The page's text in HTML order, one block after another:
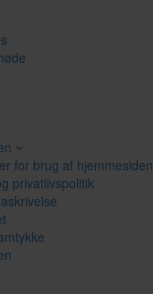
for brug af hjemmesiden
privatlivspolitik